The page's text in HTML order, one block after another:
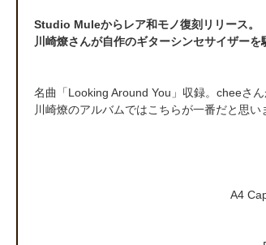
Studio Muleからレア和モノ復刻リリース。
川崎燎さんが自作のギターシンセサイザー
名曲「Looking Around You」収録。cheeさ
川崎燎のアルバムではこちらが一番だと思い
A4